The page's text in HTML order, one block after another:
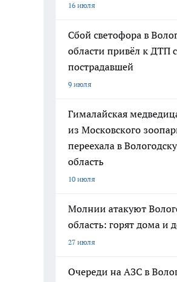
16 июля
Сбой светофора в
области привёл к ДТП с
пострадавшей
9 июля
Гималайская
из Московского
переехала в
область
10 июля
Молнии атакуют
область: горят дома и
27 июля
Очереди на АЗС в